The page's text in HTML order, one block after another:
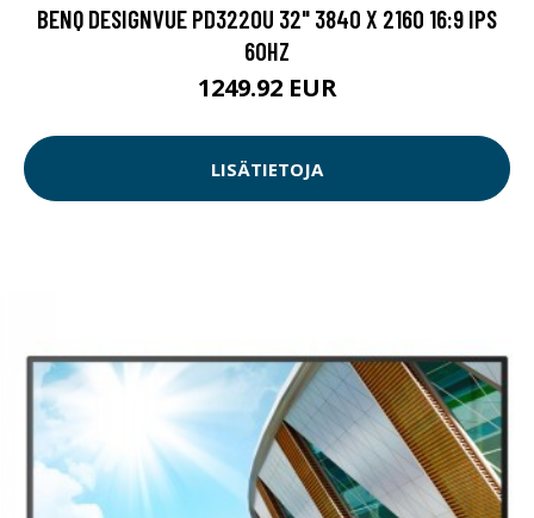
BENQ DESIGNVUE PD3220U 32" 3840 X 2160 16:9 IPS
60HZ
1249.92 EUR
LISÄTIETOJA